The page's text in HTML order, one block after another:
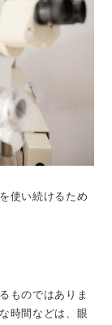
使い続けるため
ものではありま
時間などは、眼